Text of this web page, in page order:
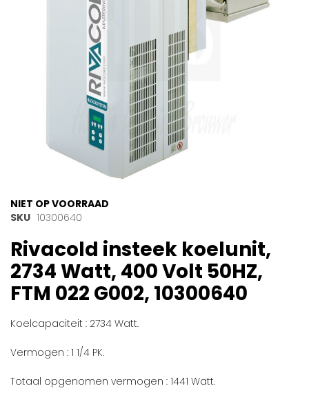
Ga
naar
begin
van
de
afbeeldingen-
gallerij
NIET OP VOORRAAD
SKU 10300640
Rivacold insteek koelunit,
2734 Watt, 400 Volt 50HZ,
FTM 022 G002, 10300640
Koelcapaciteit : 2734 Watt.
Vermogen : 1 1/4 PK.
Totaal opgenomen vermogen : 1441 Watt.